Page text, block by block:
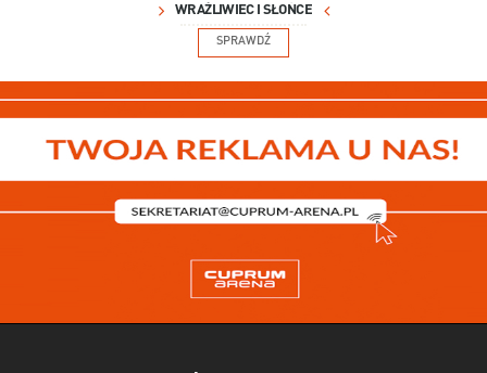
WRAŻLIWIEC I SŁOŃCE
SPRAWDŹ